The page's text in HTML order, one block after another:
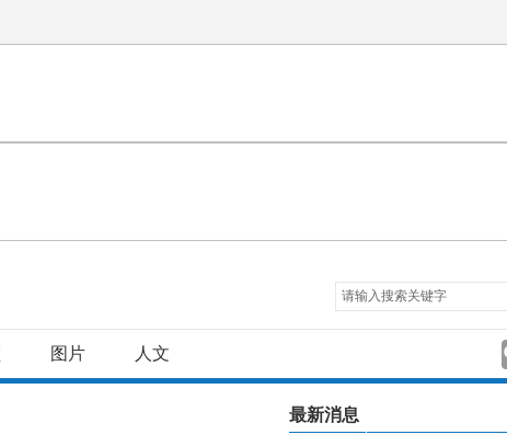
请输入搜索关键字
图片 人文
最新消息